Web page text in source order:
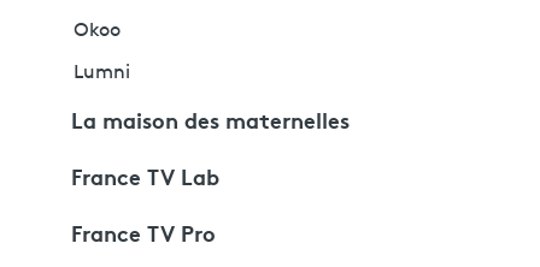
Okoo
Lumni
La maison des maternelles
France TV Lab
France TV Pro